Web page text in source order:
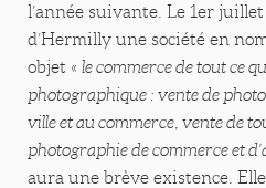
l’année suivante. Le 1er
d’Hermilly une société en
objet « le commerce de tout ce
photographique : vente de
ville et au commerce, vente de
photographie de commerce et
aura une brève existence.